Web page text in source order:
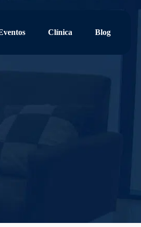
Clínica Blog